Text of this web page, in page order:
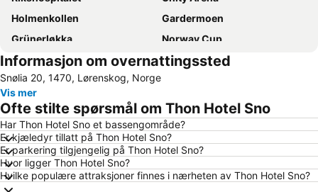
Holmenkollen
Gardermoen
Grünerløkka
Norway Cup
Aker Brygge
Ullevaal Stadion
Jessheim Storsenter
Hadeland Glassverk
Frogner
Nordstrand
Oslo Spektrum
Youngstorget
Storo Storsenter
Sagene
Karl-Johansgate
Oslofjorden
Informasjon om overnattingssted
Snølia 20, 1470, Lørenskog, Norge
Vis mer
Ofte stilte spørsmål om Thon Hotel Sno
Har Thon Hotel Sno et bassengområde?
Er kjæledyr tillatt på Thon Hotel Sno?
Er parkering tilgjengelig på Thon Hotel Sno?
Hvor ligger Thon Hotel Sno?
Hvilke populære attraksjoner finnes i nærheten av Thon Hotel Sno?